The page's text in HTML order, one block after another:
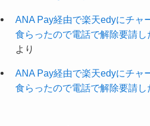
ANA Pay経由で楽天edyにチャ
食らったので電話で解除要請し
より
ANA Pay経由で楽天edyにチャ
食らったので電話で解除要請し